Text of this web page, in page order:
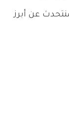
عن أبرز